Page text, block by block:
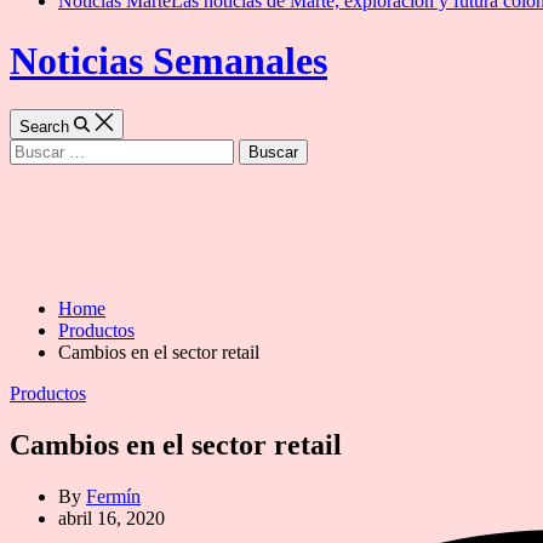
Noticias Semanales
Search
Buscar:
Home
Productos
Cambios en el sector retail
Categories
Productos
Cambios en el sector retail
By Fermín
abril 16, 2020